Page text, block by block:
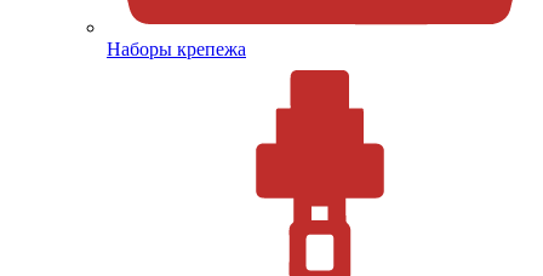
Наборы крепежа